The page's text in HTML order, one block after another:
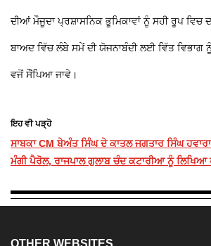
ਦੀਆਂ ਮੌਜੂਦਾ ਪ੍ਰਸ਼ਾਸਨਿਕ ਭੂਮਿਕਾਵਾਂ ਨੂੰ ਸਹੀ ਰੂਪ
ਬਾਅਦ ਵਿੱਚ ਲੰਬੇ ਸਮੇਂ ਦੀ ਯੋਜਨਾਬੰਦੀ ਲਈ ਵਿੱਤ ਵਿਭਾਗ
ਵਜੋਂ ਸੌਂਪਿਆ ਜਾਵੇ।
ਇਹ ਵੀ ਪੜ੍ਹੋ
ਸਾਬਕਾ CM ਬੇਅੰਤ ਸਿੰਘ ਦੇ ਕਾਤਲ ਜਗਤਾਰ ਸਿੰਘ
ਮੰਗੀ ਪੈਰੋਲ, ਰਾਜਪਾਲ ਗੁਲਾਬ ਚੰਦ ਕਟਾਰੀਆ ਨੂੰ ਲਿਖਿਆ
OTHER WEBSITES